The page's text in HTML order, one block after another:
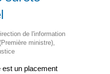
de l'information
ministre),
est un placement